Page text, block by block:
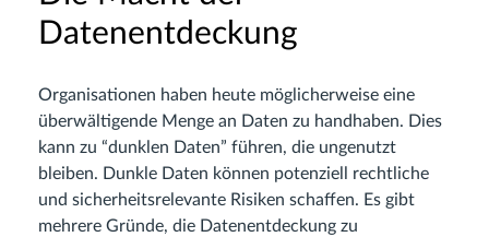
Datenentdeckung
Organisationen haben heute möglicherweise eine
überwältigende Menge an Daten zu handhaben. Dies
kann zu “dunklen Daten” führen, die ungenutzt
bleiben. Dunkle Daten können potenziell rechtliche
und sicherheitsrelevante Risiken schaffen. Es gibt
mehrere Gründe, die Datenentdeckung zu